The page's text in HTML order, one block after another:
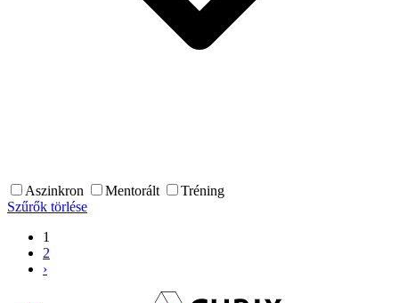
Aszinkron Mentorált
Tréning
Szűrők törlése
1
2
›